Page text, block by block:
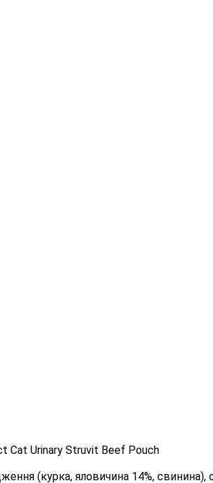
Cat Urinary Struvit Beef Pouch
(курка, яловичина 14%, свинина),